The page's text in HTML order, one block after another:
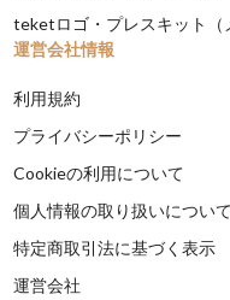
teketロゴ・プレスキット（
運営会社情報
利用規約
プライバシーポリシー
Cookieの利用について
個人情報の取り扱いについて
特定商取引法に基づく表示
運営会社